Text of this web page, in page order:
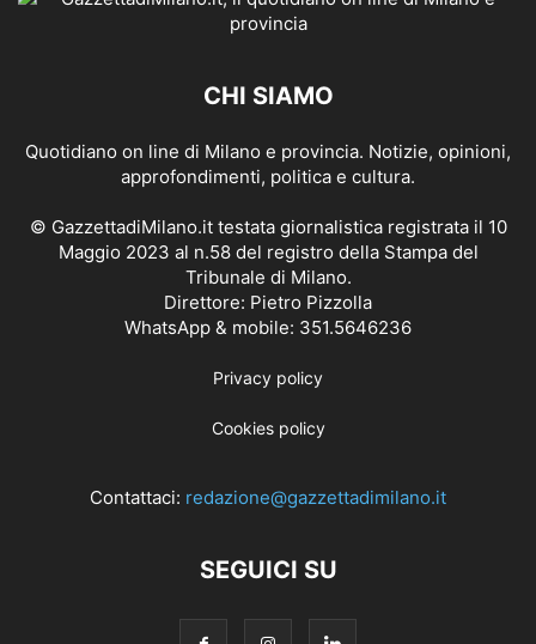
CHI SIAMO
Quotidiano on line di Milano e provincia. Notizie, opinioni,
approfondimenti, politica e cultura.
© GazzettadiMilano.it testata giornalistica registrata il 10
Maggio 2023 al n.58 del registro della Stampa del
Tribunale di Milano.
Direttore: Pietro Pizzolla
WhatsApp & mobile: 351.5646236
Privacy policy
Cookies policy
Contattaci: redazione@gazzettadimilano.it
SEGUICI SU